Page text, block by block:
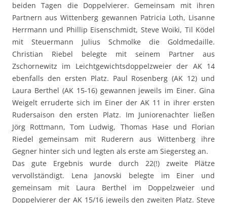
beiden Tagen die Doppelvierer. Gemeinsam mit ihren
Partnern aus Wittenberg gewannen Patricia Loth, Lisanne
Herrmann und Phillip Eisenschmidt, Steve Woiki, Til Ködel
mit Steuermann Julius Schmolke die Goldmedaille.
Christian Riebel belegte mit seinem Partner aus
Zschornewitz im Leichtgewichtsdoppelzweier der AK 14
ebenfalls den ersten Platz. Paul Rosenberg (AK 12) und
Laura Berthel (AK 15-16) gewannen jeweils im Einer. Gina
Weigelt erruderte sich im Einer der AK 11 in ihrer ersten
Rudersaison den ersten Platz. Im Juniorenachter ließen
Jörg Rottmann, Tom Ludwig, Thomas Hase und Florian
Riedel gemeinsam mit Ruderern aus Wittenberg ihre
Gegner hinter sich und legten als erste am Siegersteg an.
Das gute Ergebnis wurde durch 22(!) zweite Plätze
vervollständigt. Lena Janovski belegte im Einer und
gemeinsam mit Laura Berthel im Doppelzweier und
Doppelvierer der AK 15/16 jeweils den zweiten Platz. Steve